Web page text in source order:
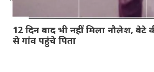
12 दिन बाद भी नहीं मिला नौलेश,
से गांव पहुंचे पिता